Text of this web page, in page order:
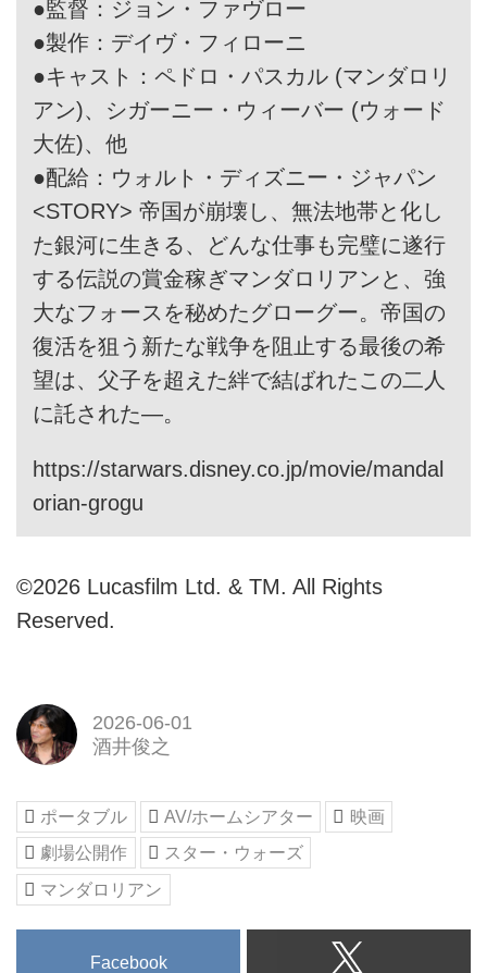
●監督：ジョン・ファヴロー
●製作：デイヴ・フィローニ
●キャスト：ペドロ・パスカル (マンダロリ
アン)、シガーニー・ウィーバー (ウォード
大佐)、他
●配給：ウォルト・ディズニー・ジャパン
<STORY> 帝国が崩壊し、無法地帯と化し
た銀河に生きる、どんな仕事も完璧に遂行
する伝説の賞金稼ぎマンダロリアンと、強
大なフォースを秘めたグローグー。帝国の
復活を狙う新たな戦争を阻止する最後の希
望は、父子を超えた絆で結ばれたこの二人
に託された―。
https://starwars.disney.co.jp/movie/mandal
orian-grogu
©2026 Lucasfilm Ltd. & TM. All Rights
Reserved.
2026-06-01
酒井俊之
ポータブル AV/ホームシアター
映画
劇場公開作
スター・ウォーズ
マンダロリアン
Facebook